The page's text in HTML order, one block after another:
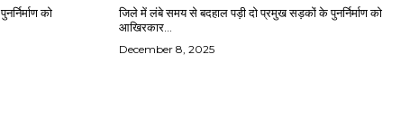
को
जिले में लंबे समय से बदहाल पड़ी दो प्रमुख सड़कों के पुनर्निर्माण को
आखिरकार...
December 8, 2025